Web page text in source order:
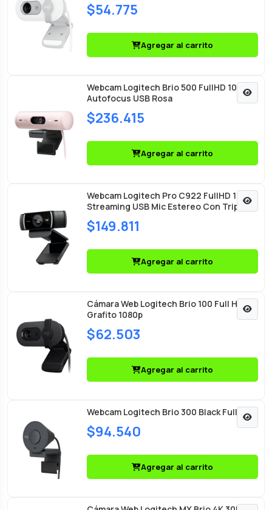
$54.775
Agregar al carrito
Webcam Logitech Brio 500 FullHD 1080p
Autofocus USB Rosa
$236.415
Agregar al carrito
Webcam Logitech Pro C922 FullHD 1080p
Streaming USB Mic Estereo Con Tripode
$149.811
Agregar al carrito
Cámara Web Logitech Brio 100 Full HD
Grafito 1080p
$62.503
Agregar al carrito
Webcam Logitech Brio 300 Black Full HD
$94.540
Agregar al carrito